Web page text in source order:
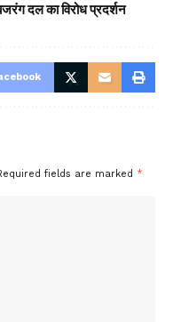
दल का विरोध प्रदर्शन
fields are marked *